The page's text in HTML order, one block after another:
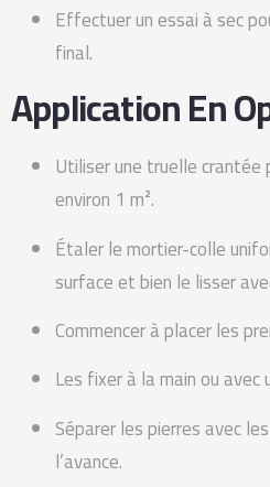
Effectuer un essai à sec
final.
Application En
Utiliser une truelle crantée
environ 1 m².
Étaler le mortier-colle
surface et bien le lisser
Commencer à placer les
Les fixer à la main ou
Séparer les pierres avec
l’avance.